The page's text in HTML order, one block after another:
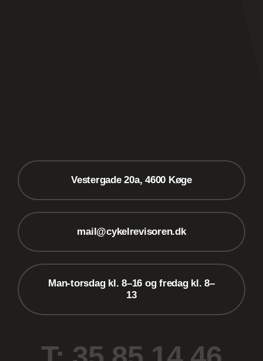
Vestergade 20a, 4600 Køge
mail@cykelrevisoren.dk
Man-torsdag kl. 8–16 og fredag kl. 8–
13